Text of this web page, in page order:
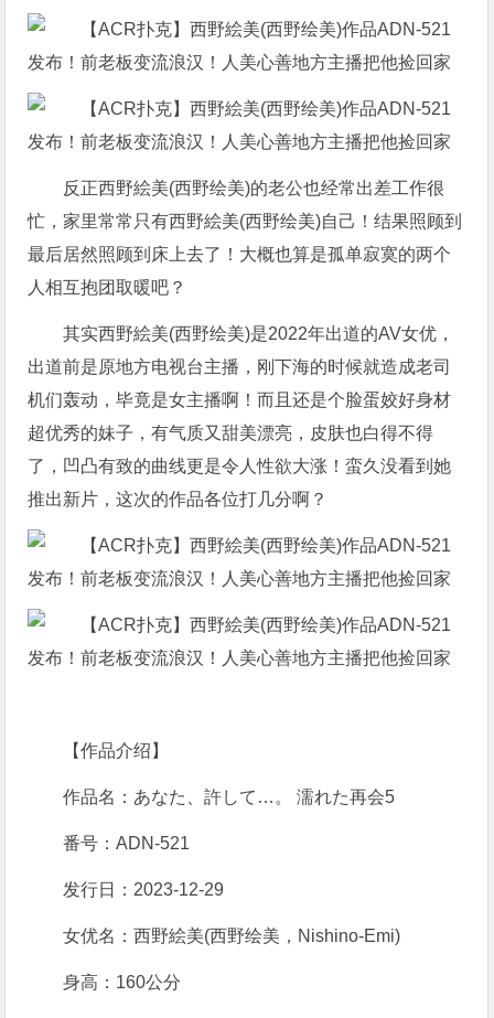
反正西野絵美(西野绘美)的老公也经常出差工作很
忙，家里常常只有西野絵美(西野绘美)自己！结果照顾到
最后居然照顾到床上去了！大概也算是孤单寂寞的两个
人相互抱团取暖吧？
其实西野絵美(西野绘美)是2022年出道的AV女优，
出道前是原地方电视台主播，刚下海的时候就造成老司
机们轰动，毕竟是女主播啊！而且还是个脸蛋姣好身材
超优秀的妹子，有气质又甜美漂亮，皮肤也白得不得
了，凹凸有致的曲线更是令人性欲大涨！蛮久没看到她
推出新片，这次的作品各位打几分啊？
【作品介绍】
作品名：あなた、許して…。 濡れた再会5
番号：ADN-521
发行日：2023-12-29
女优名：西野絵美(西野绘美，Nishino-Emi)
身高：160公分